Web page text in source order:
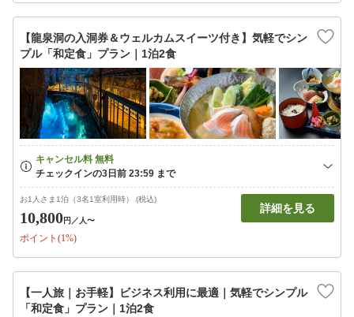
【龍泉洞の入洞券＆ウェルカムスイーツ付き】気軽でシン
プル「和定食」プラン｜1泊2食
お1人さま1泊（3名1室利用時） (税込)
10,800円 ／人〜
ポイント(1%)
詳細を見る
【一人旅｜お手軽】ビジネス利用に最適｜気軽でシンプル
「和定食」プラン｜1泊2食